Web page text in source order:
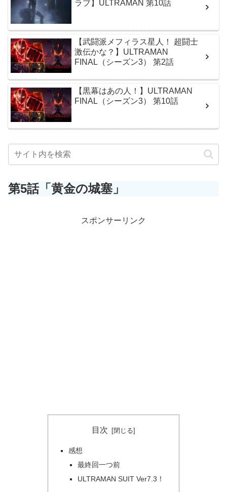
ラブ】ULTRAMAN 第10話
【武闘派メフィラス星人！ 超闘士
激伝かな？】ULTRAMAN
FINAL（シーズン3） 第2話
【黒幕はあの人！】ULTRAMAN
FINAL（シーズン3） 第10話
第5話「黄金の城塞」
スポンサーリンク
目次
感想
最終回一つ前
ULTRAMAN SUIT Ver7.3！